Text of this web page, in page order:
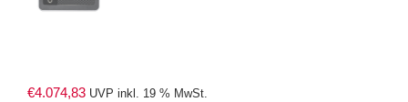
€4.074,83 UVP inkl. 19 % MwSt.